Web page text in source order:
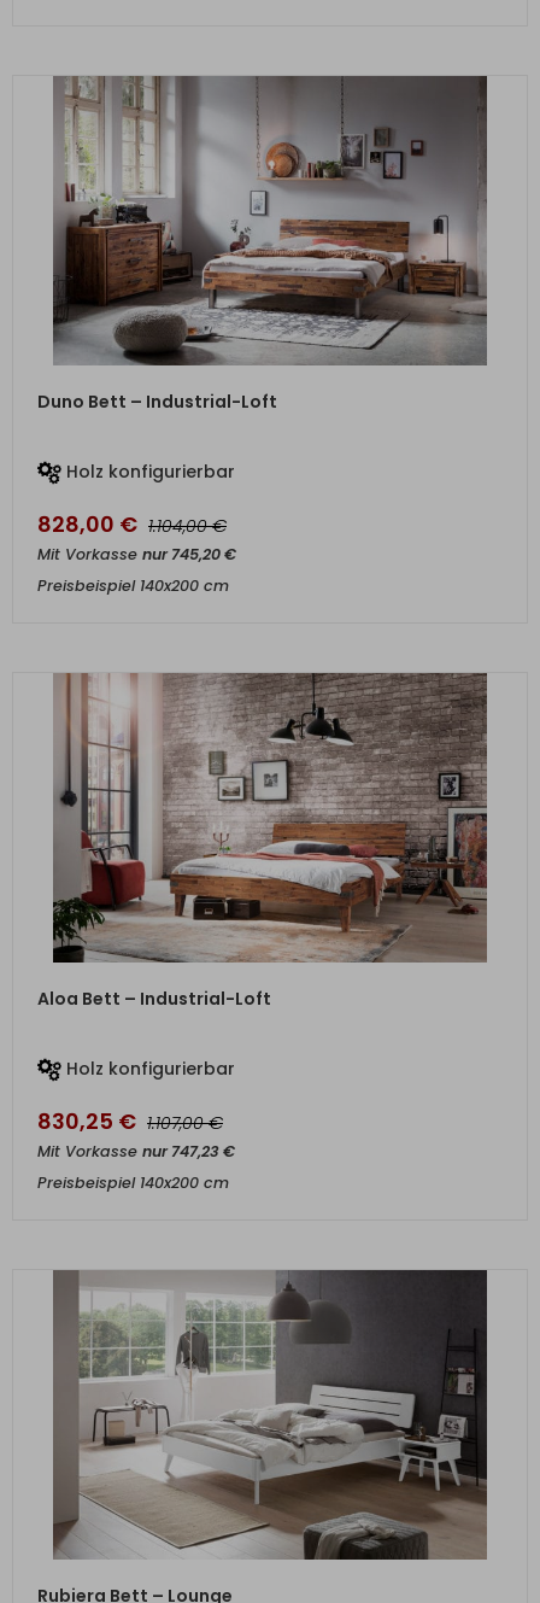
ZUM PRODUKT
Duno Bett – Industrial-Loft
Holz konfigurierbar
828,00 € 1.104,00€
Mit Vorkasse nur745,20€
Preisbeispiel 140x200 cm
ZUM PRODUKT
Aloa Bett – Industrial-Loft
Holz konfigurierbar
830,25 € 1.107,00€
Mit Vorkasse nur747,23€
Preisbeispiel 140x200 cm
Rubiera Bett – Lounge